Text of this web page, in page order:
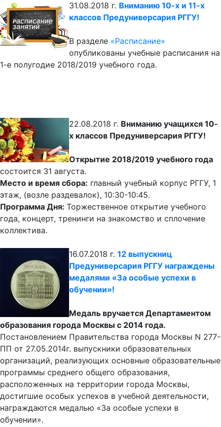
31.08.2018 г. Вниманию 10-х и 11-х
классов Предуниверсария РГГУ!
В разделе «Расписание»
опубликованы учебные расписания на
1-е полугодие 2018/2019 учебного года.
22.08.2018 г. Вниманию учащихся 10-
х классов Предуниверсария РГГУ!
Открытие 2018/2019 учебного года
состоится 31 августа.
Место и время сбора: главный учебный корпус РГГУ, 1
этаж, (возле раздевалок), 10:30-10:45.
Программа Дня: Торжественное открытие учебного
года, концерт, тренинги на знакомство и сплочение
коллектива.
16.07.2018 г. 12 выпускниц
Предуниверсария РГГУ награждены
медалями «За особые успехи в
обучении»!
Медаль вручается Департаментом
образования города Москвы с 2014 года.
Постановлением Правительства города Москвы N 277-
ПП от 27.05.2014г. выпускники образовательных
организаций, реализующих основные образовательные
программы среднего общего образования,
расположенных на территории города Москвы,
достигшие особых успехов в учебной деятельности,
награждаются медалью «За особые успехи в
обучении».